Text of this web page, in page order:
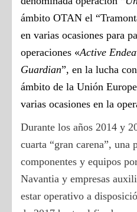
ámbito OTAN el
en varias ocasiones para
operaciones «Active
Guardian”, en la lucha
ámbito de la Unión
varias ocasiones en la
Durante los años 2014 y
cuarta “gran carena”, una
componentes y equipos
Navantia y empresas
estar operativo a